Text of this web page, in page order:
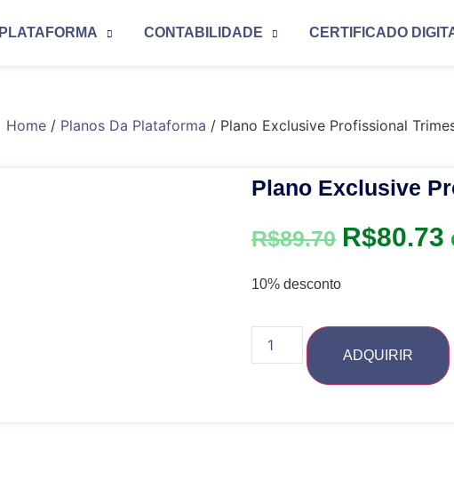
PLATAFORMA CONTABILIDADE CERTIFICADO
Home / Planos Da Plataforma / Plano Exclusive Profissional
Plano Exclusive
R$89.70 R$80.73
10% desconto
ADQUIRIR